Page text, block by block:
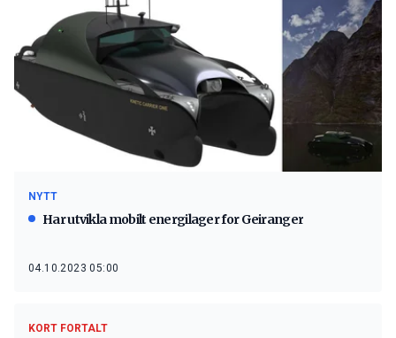
NYTT
Har utvikla mobilt energilager for Geiranger
04.10.2023 05:00
KORT FORTALT